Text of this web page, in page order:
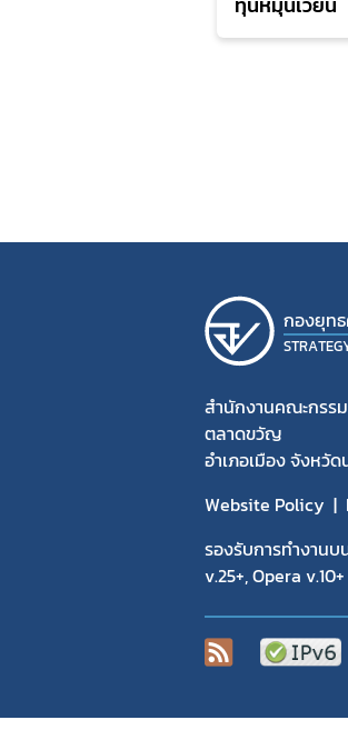
กองยุท
สำนักงานคณะกรร
ตลาดขวัญ
อำเภอเมือง จังหวั
Website Policy
รองรับการทำงาน
v.25+, Opera v.10+